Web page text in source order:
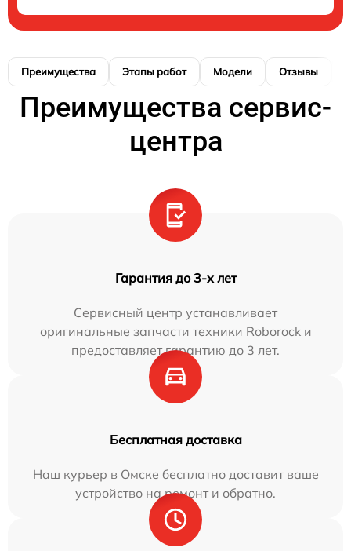
Преимущества Этапы работ Модели Отзывы
Преимущества сервис-
центра
Гарантия до 3-х лет
Сервисный центр устанавливает
оригинальные запчасти техники Roborock и
предоставляет гарантию до 3 лет.
Бесплатная доставка
Наш курьер в Омске бесплатно доставит ваше
устройство на ремонт и обратно.